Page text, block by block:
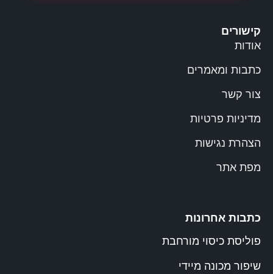
קישורים
אודות
כתבות ומאמרים
צור קשר
מדיניות פרטיות
הצהרת נגישות
מפת אתר
כתבות אחרונות
פוליסת כיסוי מורחבת
שיפור מכונה מיידי